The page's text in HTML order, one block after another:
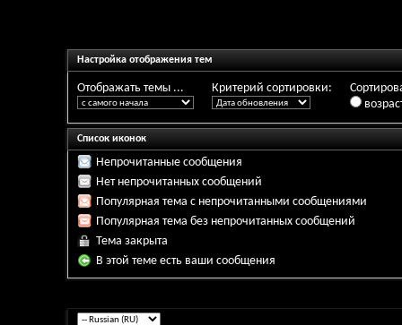
Настройка отображения тем
Отображать темы ... Критерий сортировки:
Список иконок
Непрочитанные сообщения
Нет непрочитанных сообщений
Популярная тема с непрочитанными сообщениями
Популярная тема без непрочитанных сообщений
Тема закрыта
В этой теме есть ваши сообщения